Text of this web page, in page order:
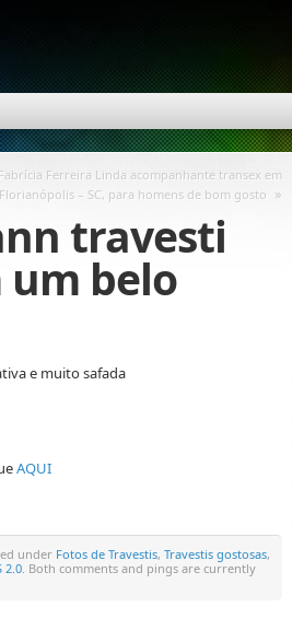
Fabrícia Ferreira Linda acompanhante transex em
Florianópolis – SC, para homens de bom gosto »
travesti
um belo
e muito safada
AQUI
under Fotos de Travestis, Travestis gostosas,
2.0. Both comments and pings are currently